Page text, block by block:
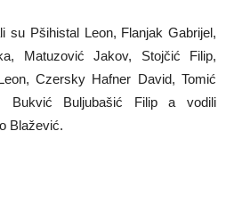
su Pšihistal Leon, Flanjak Gabrijel,
Matuzović Jakov, Stojčić Filip,
Czersky Hafner David, Tomić
Bukvić Buljubašić Filip a vodili
Blažević.